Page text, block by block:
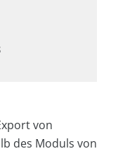
von
des Moduls von